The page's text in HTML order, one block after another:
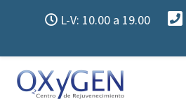
L-V: 10.00 a 19.00